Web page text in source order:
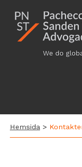
huvudinnehåll
Additional
menu
Hemsida >